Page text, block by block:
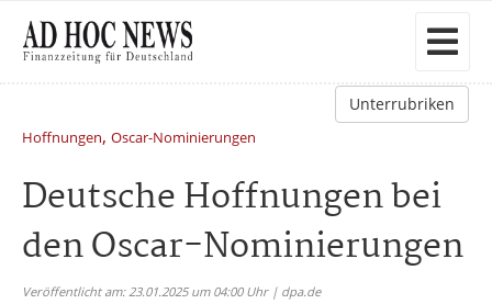
Unterrubriken
Hoffnungen, Oscar-Nominierungen
Deutsche Hoffnungen bei
den Oscar-Nominierungen
Veröffentlicht am: 23.01.2025 um 04:00 Uhr | dpa.de